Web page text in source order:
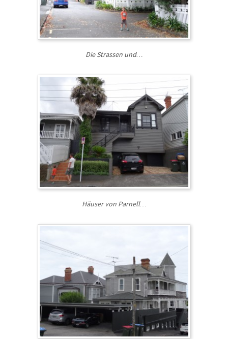
Die Strassen und…
Häuser von Parnell…